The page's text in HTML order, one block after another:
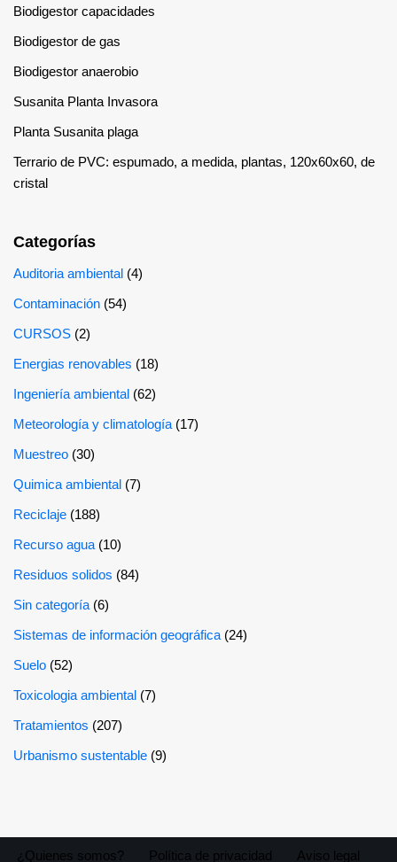
Biodigestor capacidades
Biodigestor de gas
Biodigestor anaerobio
Susanita Planta Invasora
Planta Susanita plaga
Terrario de PVC: espumado, a medida, plantas, 120x60x60, de
cristal
Categorías
Auditoria ambiental (4)
Contaminación (54)
CURSOS (2)
Energias renovables (18)
Ingeniería ambiental (62)
Meteorología y climatología (17)
Muestreo (30)
Quimica ambiental (7)
Reciclaje (188)
Recurso agua (10)
Residuos solidos (84)
Sin categoría (6)
Sistemas de información geográfica (24)
Suelo (52)
Toxicologia ambiental (7)
Tratamientos (207)
Urbanismo sustentable (9)
¿Quienes somos? Política de privacidad Aviso legal